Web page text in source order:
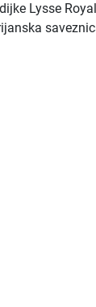
Lysse